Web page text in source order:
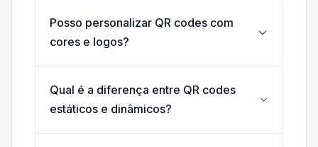
Posso personalizar QR codes com
cores e logos?
Qual é a diferença entre QR codes
estáticos e dinâmicos?